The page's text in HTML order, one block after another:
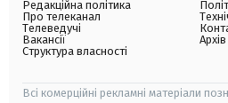
Редакційна політика
Про телеканал
Телеведучі
Вакансії
Структура власності
Архів
Всі комерційні рекламні матеріали